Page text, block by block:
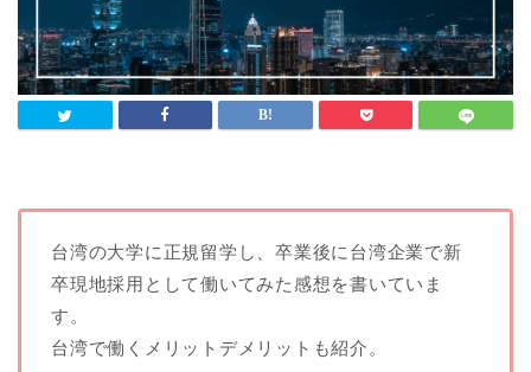
台湾の大学に正規留学し、卒業後に台湾企業で新
卒現地採用として働いてみた感想を書いていま
す。
台湾で働くメリットデメリットも紹介。